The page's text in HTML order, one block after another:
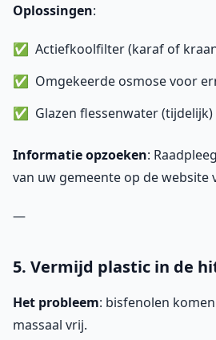
Oplossingen:
Actiefkoolfilter (karaf of
Omgekeerde osmose voor
Glazen flessenwater (tijdelijk)
Informatie opzoeken:
van uw gemeente op de website
—
5. Vermijd plastic in de
Het probleem: bisfenolen
massaal vrij.